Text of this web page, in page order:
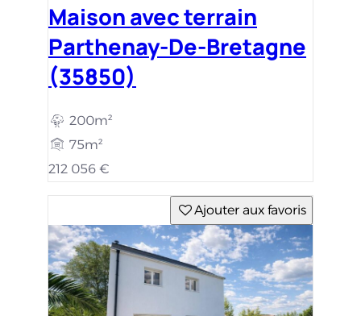
Maison avec terrain
Parthenay-De-Bretagne
(35850)
200m²
75m²
212 056 €
Ajouter aux favoris